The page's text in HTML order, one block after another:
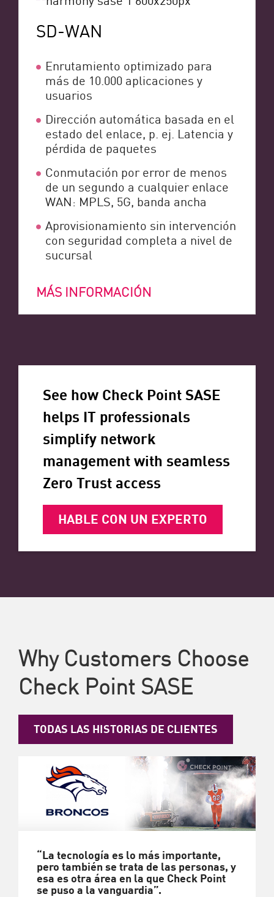
SD-WAN
Enrutamiento optimizado para
más de 10.000 aplicaciones y
usuarios
Dirección automática basada en el
estado del enlace, p. ej. Latencia y
pérdida de paquetes
Conmutación por error de menos
de un segundo a cualquier enlace
WAN: MPLS, 5G, banda ancha
Aprovisionamiento sin intervención
con seguridad completa a nivel de
sucursal
MÁS INFORMACIÓN
See how Check Point SASE
helps IT professionals
simplify network
management with seamless
Zero Trust access
HABLE CON UN EXPERTO
Why Customers Choose
Check Point SASE
TODAS LAS HISTORIAS DE CLIENTES
“La tecnología es lo más importante,
pero también se trata de las personas, y
esa es otra área en la que Check Point
se puso a la vanguardia”.